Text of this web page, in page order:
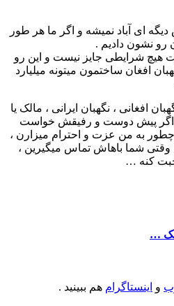
ای آباد نمیشه و اگر ما هر طور
نشون دادیم .
هیچ شرایطی جایز نیست و این رو
افغان ساختمون میتونه میلیارد
افغانی ، نگهبان ایرانی ، مالک یا
پیش دوست و رفیقش خواست
چطور به من عزت و احترام میزارن ،
وقتی شما باهاش تماس میگیرین ،
کنه …
…
و اینستاگرام هم ببینید .